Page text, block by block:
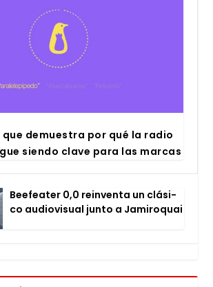
que demues­tra por qué la radio
sien­do cla­ve para las mar­cas
Bee­fea­ter 0,0 rein­ven­ta un clá­si­
co audio­vi­sual jun­to a Jami­ro­quai